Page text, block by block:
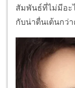
สัมพันธ์ที่ไม่มีอะ
กับน่าตื่นเต้นกว่